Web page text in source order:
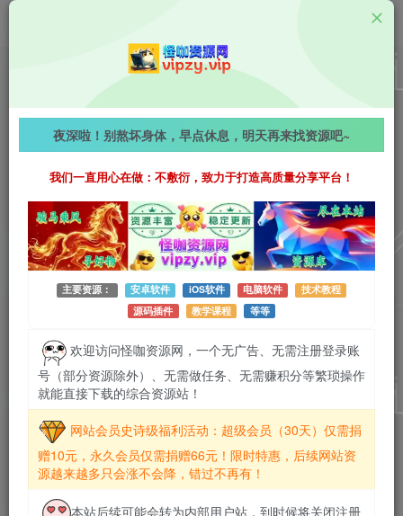
Android资源 第2页
排序 更新 浏览 点赞
Koloro 滤镜君 v6.2.8 解锁VIP版，一
频秒变大片！
# 实用工具
2026年8月6日 21:48
优优兔影视 v5.1.3 去广告纯净版，聚
合各类影视资源，全能免费追剧神器！
# 影视软件 # 动漫软件
2026年8月6日 21:40 62
夜深啦！别熬坏身体，早点休息，明天再来找资源吧~
我们一直用心在做：不敷衍，致力于打造高质量分享平台！
主要资源： 安卓软件 iOS软件 电脑软件
技术教程
源码插件
教学课程 等等
欢迎访问怪咖资源网，一个无广告、无需注册登录账
号（部分资源除外）、无需做任务、无需赚积分等繁琐操作
就能直接下载的综合资源站！
网站会员史诗级福利活动：超级会员（30天）仅需捐
赠10元，永久会员仅需捐赠66元！限时特惠，后续网站资
源越来越多只会涨不会降，错过不再有！
本站后续可能会转为内部用户站，到时候将关闭注册